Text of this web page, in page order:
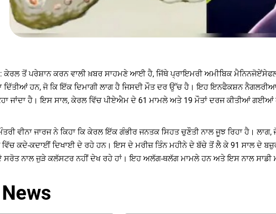
ਕੇਰਲ ਤੋਂ ਪਰੇਸ਼ਾਨ ਕਰਨ ਵਾਲੀ ਖ਼ਬਰ ਸਾਹਮਣੇ ਆਈ ਹੈ, ਜਿੱਥੇ ਪ੍ਰਾਇਮਰੀ ਅਮੀਬਿਕ
ਦਿੱਤੀਆਂ ਹਨ, ਜੋ ਕਿ ਇੱਕ ਦਿਮਾਗੀ ਲਾਗ ਹੈ ਜਿਸਦੀ ਮੌਤ ਦਰ ਉੱਚ ਹੈ। ਇਹ ਇਨਫੈਕਸ਼ਨ
ਜਾਂਦਾ ਹੈ। ਇਸ ਸਾਲ, ਕੇਰਲ ਵਿੱਚ ਪੀਏਐਮ ਦੇ 61 ਮਾਮਲੇ ਅਤੇ 19 ਮੌਤਾਂ ਦਰਜ ਕੀਤੀਆਂ
ਵੀਨਾ ਜਾਰਜ ਨੇ ਕਿਹਾ ਕਿ ਕੇਰਲ ਇੱਕ ਗੰਭੀਰ ਜਨਤਕ ਸਿਹਤ ਚੁਣੌਤੀ ਨਾਲ ਜੂਝ ਰਿਹਾ ਹੈ।
ਵਿੱਚ ਕਦੇ-ਕਦਾਈਂ ਦਿਖਾਈ ਦੇ ਰਹੇ ਹਨ। ਇਸ ਦੇ ਮਰੀਜ਼ ਤਿੰਨ ਮਹੀਨੇ ਦੇ ਬੱਚੇ ਤੋਂ ਲੈ ਕੇ 91 ਸਾਲ ਦੇ
ਸਰੋਤ ਨਾਲ ਜੁੜੇ ਕਲੱਸਟਰ ਨਹੀਂ ਦੇਖ ਰਹੇ ਹਾਂ। ਇਹ ਅਲੱਗ-ਥਲੱਗ ਮਾਮਲੇ ਹਨ ਅਤੇ ਇਸ ਨਾਲ ਸਾਡੀ